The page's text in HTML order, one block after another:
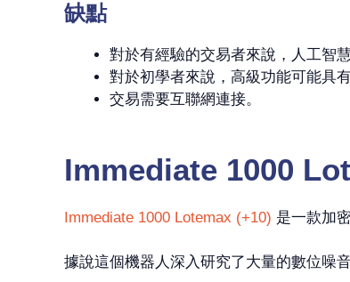
缺點
對於有經驗的交易者來說，人工智
對於初學者來說，高級功能可能具有
交易需要互聯網連接。
Immediate 1000
Immediate 1000 Lotemax (+10) 是一款加
據說這個機器人深入研究了大量的數位噪